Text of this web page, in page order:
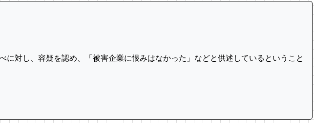
対し、容疑を認め、「被害企業に恨みはなかった」などと供述しているということ